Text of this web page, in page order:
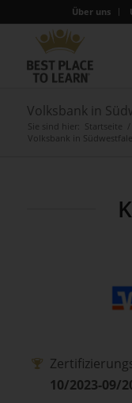
Über uns
Volksbank in
Sie sind hier: Startseite /
Volksbank in
10/2023-09/